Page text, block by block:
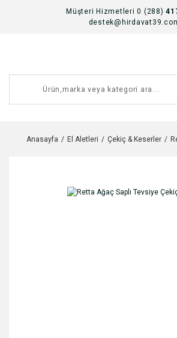
Müşteri Hizmetleri 0 (288)
Anasayfa El Aletleri Çekiç & Keserler